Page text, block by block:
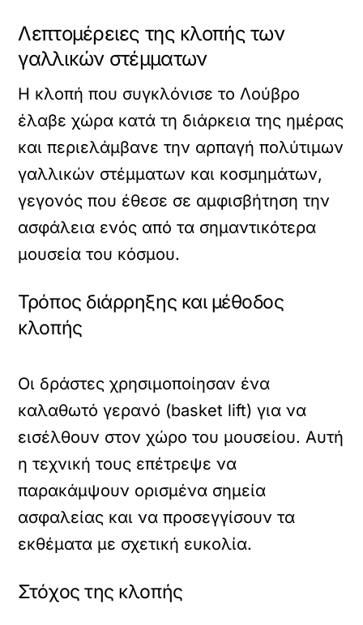
Λεπτομέρειες της κλοπής των
γαλλικών στέμματων
Η κλοπή που συγκλόνισε το Λούβρο
έλαβε χώρα κατά τη διάρκεια της ημέρας
και περιελάμβανε την αρπαγή πολύτιμων
γαλλικών στέμματων και κοσμημάτων,
γεγονός που έθεσε σε αμφισβήτηση την
ασφάλεια ενός από τα σημαντικότερα
μουσεία του κόσμου.
Τρόπος διάρρηξης και μέθοδος
κλοπής
Οι δράστες χρησιμοποίησαν ένα
καλαθωτό γερανό (basket lift) για να
εισέλθουν στον χώρο του μουσείου. Αυτή
η τεχνική τους επέτρεψε να
παρακάμψουν ορισμένα σημεία
ασφαλείας και να προσεγγίσουν τα
εκθέματα με σχετική ευκολία.
Στόχος της κλοπής